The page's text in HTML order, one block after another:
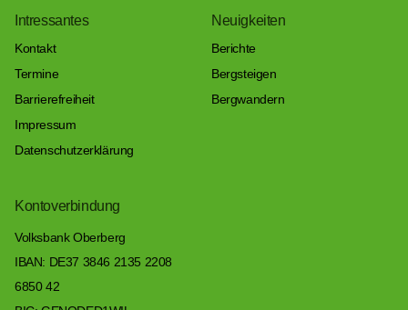
Intressantes
Kontakt
Termine
Barrierefreiheit
Impressum
Datenschutzerklärung
Neuigkeiten
Berichte
Bergsteigen
Bergwandern
Kontoverbindung
Volksbank Oberberg
IBAN: DE37 3846 2135 2208
6850 42